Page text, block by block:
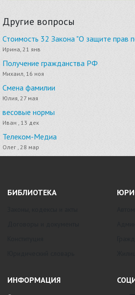
Другие вопросы
Стоимость 32 Закона "О защите прав
Ирина, 21 янв
Получение гражданства РФ
Михаил, 16 ноя
Смена фамилии
Юлия, 27 мая
весовые нормы
Иван , 13 дек
Телеком-Медиа
Олег , 28 мар
БИБЛИОТЕКА
ИНФОРМАЦИЯ